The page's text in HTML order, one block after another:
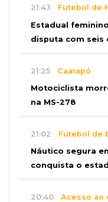
21:43 Futebol de
Estadual
disputa com seis
21:25 Caarapó
Motociclista
na MS-278
21:02 Futebol de
Náutico segura
conquista o
20:40 Acesso ao